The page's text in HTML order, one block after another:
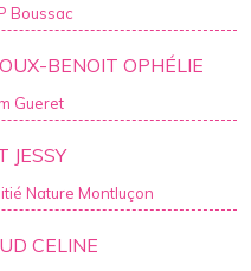
Boussac
BENOIT OPHÉLIE
Gueret
JESSY
Nature Montluçon
CELINE